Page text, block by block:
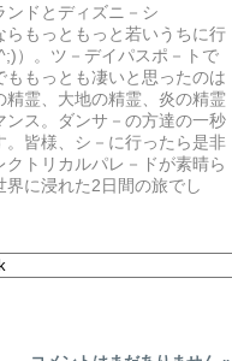
ドとディズニ－シ
もっともっと若いうちに行
）。ツ－デイパスポ－トで
もっとも凄いと思ったのは
霊、大地の精霊、炎の精霊
ス。ダンサ－の方達の一秒
皆様、シ－に行ったら是非
トリカルパレ－ドが素晴ら
に浸れた2日間の旅でし